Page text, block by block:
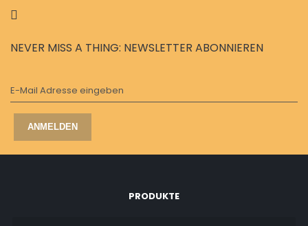
NEVER MISS A THING: NEWSLETTER ABONNIEREN
E-Mail Adresse eingeben
ANMELDEN
PRODUKTE